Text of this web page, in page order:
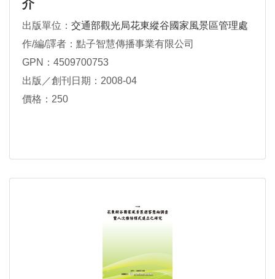
介
出版單位： 交通部觀光局花東縱谷國家風景區管理處
作/編/譯者：點子智慧傳播事業有限公司
GPN：4509700753
出版／創刊日期：2008-04
價格：250